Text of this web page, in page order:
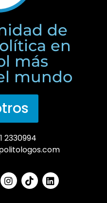
de
en
más
mundo
2330994